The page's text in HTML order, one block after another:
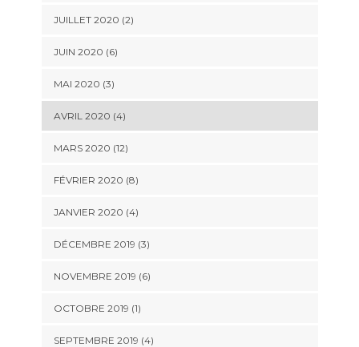
JUILLET 2020 (2)
JUIN 2020 (6)
MAI 2020 (3)
AVRIL 2020 (4)
MARS 2020 (12)
FÉVRIER 2020 (8)
JANVIER 2020 (4)
DÉCEMBRE 2019 (3)
NOVEMBRE 2019 (6)
OCTOBRE 2019 (1)
SEPTEMBRE 2019 (4)